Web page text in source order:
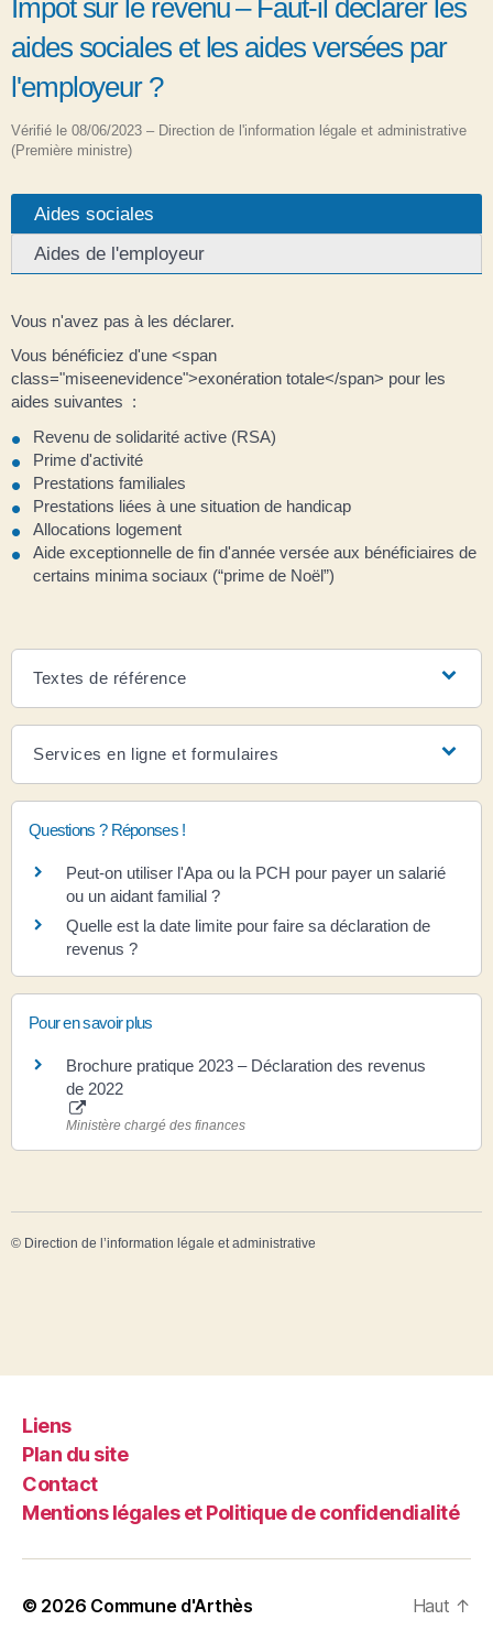
Impôt sur le revenu – Faut-il déclarer les
aides sociales et les aides versées par
l'employeur ?
Vérifié le 08/06/2023 – Direction de l'information légale et administrative
(Première ministre)
Aides sociales
Aides de l'employeur
Vous n'avez pas à les déclarer.
Vous bénéficiez d'une <span
class="miseenevidence">exonération totale</span> pour les
aides suivantes :
Revenu de solidarité active (RSA)
Prime d'activité
Prestations familiales
Prestations liées à une situation de handicap
Allocations logement
Aide exceptionnelle de fin d'année versée aux bénéficiaires de
certains minima sociaux (“prime de Noël”)
Textes de référence
Services en ligne et formulaires
Questions ? Réponses !
Peut-on utiliser l'Apa ou la PCH pour payer un salarié
ou un aidant familial ?
Quelle est la date limite pour faire sa déclaration de
revenus ?
Pour en savoir plus
Brochure pratique 2023 – Déclaration des revenus
de 2022
Ministère chargé des finances
© Direction de l’information légale et administrative
Liens
Plan du site
Contact
Mentions légales et Politique de confidendialité
© 2026 Commune d'Arthès Haut ↑